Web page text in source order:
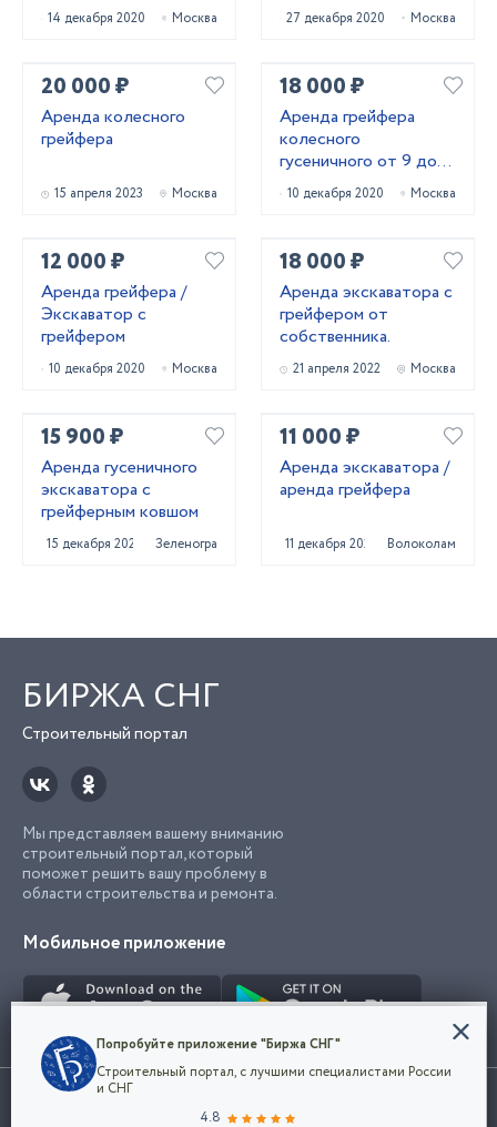
14 декабря 2020 Москва 27 декабря 2020 Москва
20 000 ₽
Аренда колесного
грейфера
15 апреля 2023 Москва
18 000 ₽
Аренда грейфера
колесного
гусеничного от 9 до
27м
10 декабря 2020 Москва
12 000 ₽
Аренда грейфера /
Экскаватор с
грейфером
10 декабря 2020 Москва
18 000 ₽
Аренда экскаватора с
грейфером от
собственника.
21 апреля 2022 Москва
15 900 ₽
Аренда гусеничного
экскаватора с
грейферным ковшом
15 декабря 2020 Зеленоград
11 000 ₽
Аренда экскаватора /
аренда грейфера
11 декабря 2020 Волоколамск
БИРЖА СНГ
Строительный портал
Мы представляем вашему вниманию
строительный портал, который
поможет решить вашу проблему в
области строительства и ремонта.
Мобильное приложение
Использование сайта, в том числе подача объявлений, означает
марки представленные на сайте являются собственностью их
Конфиденциальность
Мы используем файлы cookie, чтобы сделать
наш сайт удобным для каждого
Попробуйте приложение "Биржа СНГ"
Строительный портал, с лучшими специалистами России
и СНГ
4.8